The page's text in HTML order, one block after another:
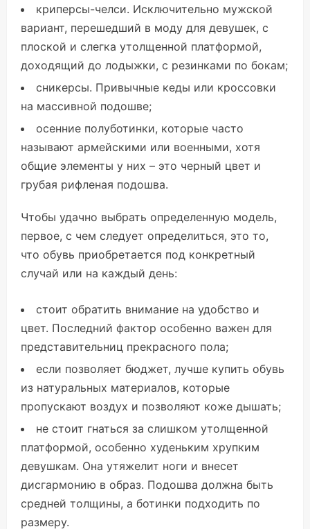
криперсы-челси. Исключительно мужской
вариант, перешедший в моду для девушек, с
плоской и слегка утолщенной платформой,
доходящий до лодыжки, с резинками по бокам;
сникерсы. Привычные кеды или кроссовки
на массивной подошве;
осенние полуботинки, которые часто
называют армейскими или военными, хотя
общие элементы у них – это черный цвет и
грубая рифленая подошва.
Чтобы удачно выбрать определенную модель,
первое, с чем следует определиться, это то,
что обувь приобретается под конкретный
случай или на каждый день:
стоит обратить внимание на удобство и
цвет. Последний фактор особенно важен для
представительниц прекрасного пола;
если позволяет бюджет, лучше купить обувь
из натуральных материалов, которые
пропускают воздух и позволяют коже дышать;
не стоит гнаться за слишком утолщенной
платформой, особенно худеньким хрупким
девушкам. Она утяжелит ноги и внесет
дисгармонию в образ. Подошва должна быть
средней толщины, а ботинки подходить по
размеру.